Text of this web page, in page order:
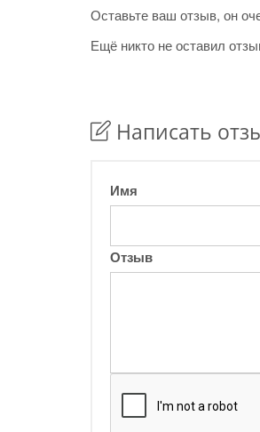
Оставьте ваш отзыв, он
Ещё никто не оставил
Написать
Имя
Отзыв